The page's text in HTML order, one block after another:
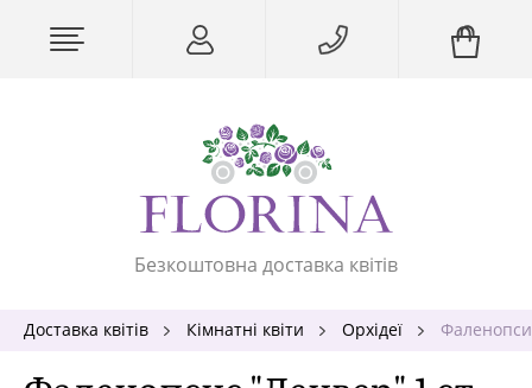
Безкоштовна доставка квітів
Доставка квітів Кімнатні квіти Орхідеї